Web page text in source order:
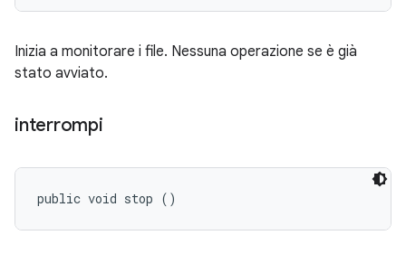
Inizia a monitorare i file. Nessuna operazione se è già
stato avviato.
interrompi
public void stop ()